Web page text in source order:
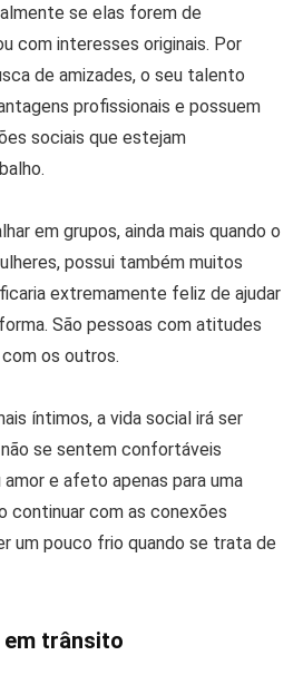
se elas forem de
com interesses originais. Por
de amizades, o seu talento
profissionais e possuem
sociais que estejam
em grupos, ainda mais quando o
possui também muitos
extremamente feliz de ajudar
São pessoas com atitudes
os outros.
íntimos, a vida social irá ser
se sentem confortáveis
e afeto apenas para uma
continuar com as conexões
um pouco frio quando se trata de
em trânsito